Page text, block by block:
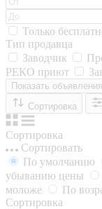
Только
Тип продавца
Заводчик
РЕКО приют
Показать объявления
Сортировка
Сортировка
Сортировать
По умолчанию
убыванию цены
моложе
По
Сортировка